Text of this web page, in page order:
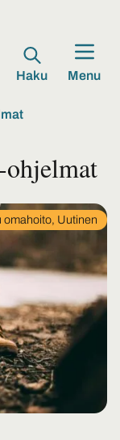
Haku Menu
omahoito, Uutinen